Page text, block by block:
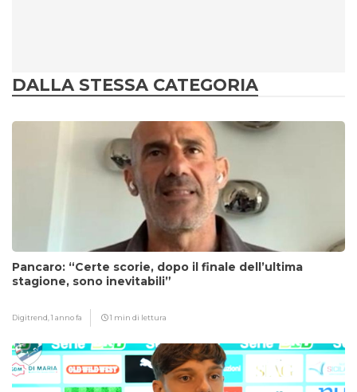
DALLA STESSA CATEGORIA
Pancaro: “Certe scorie, dopo il finale dell’ultima
stagione, sono inevitabili”
Digitrend,1 anno fa 1 min di lettura